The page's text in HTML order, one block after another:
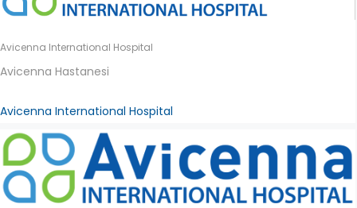
Avicenna International Hospital
Avicenna Hastanesi
Avicenna International Hospital